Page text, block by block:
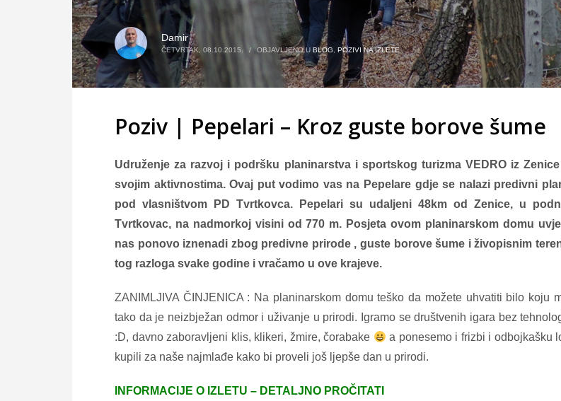
Damir
ČETVRTAK, 08.10.2015. / OBJAVLJENO U BLOG POZIVI NA IZLETE
Poziv | Pepelari – Kroz guste borove šume
Udruženje za razvoj i podršku planinarstva i sportskog turizma VEDRO iz
svojim aktivnostima. Ovaj put vodimo vas na Pepelare gdje se nalazi predivni
pod vlasništvom PD Tvrtkovca. Pepelari su udaljeni 48km od Zenice, u
Tvrtkovac, na nadmorkoj visini od 770 m. Posjeta ovom planinarskom domu
nas ponovo iznenadi zbog predivne prirode , guste borove šume i živopisnim
tog razloga svake godine i vračamo u ove krajeve.
ZANIMLJIVA ČINJENICA : Na planinarskom domu teško da možete uhvatiti bilo koju
tako da je neizbježan odmor i uživanje u prirodi. Igramo se društvenih igara bez
:D, davno zaborav ljeni klis, klikeri, žmire, čorabake
a ponesemo i frizbi i odbojkašku
kupili za naše najmlađe kako bi proveli još ljepše dan u prirodi.
INFORMACIJE O IZLETU – DETALJNO PROČITATI